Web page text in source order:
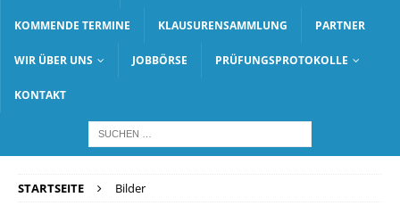
KOMMENDE TERMINE KLAUSURENSAMMLUNG PARTNER
WIR ÜBER UNS JOBBÖRSE PRÜFUNGSPROTOKOLLE
KONTAKT
STARTSEITE Bilder